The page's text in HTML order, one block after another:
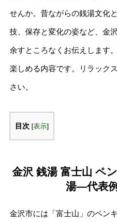
せんか。昔ながらの銭湯文化
技、保存と変化の姿など、金
余すところなくお伝えします
楽しめる内容です。リラック
さい。
目次 [表示]
金沢 銭湯 富士山 ペ
湯―代表
金沢市には「富士山」のペン